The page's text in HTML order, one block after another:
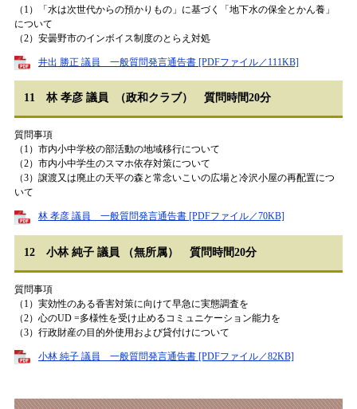
（1）「水は次世代からの預かりもの」に基づく「地下水の保全とかん養」
について
（2）安曇野市のインボイス制度のとらえ対処
井出 勝正 議員 一般質問発言通告書 [PDFファイル／111KB]
11 林 孝彦 議員 （政和クラブ） 質問時間20分
質問事項
（1）市内小中学校の部活動の地域移行について
（2）市内小中学生のスマホ依存対策について
（3）譲渡又は廃止の天平の森と常念いこいの広場と冷沢小屋の再配置につ
いて
林 孝彦 議員 一般質問発言通告書 [PDFファイル／70KB]
12 小林 純子 議員 （無所属） 質問時間20分
質問事項
（1）実効性のある香害対策に向けて早急に実態調査を
（2）心のUD =多様性を受け止めるコミュニケーション能力を
（3）行政財産の目的外使用および貸付けについて
小林 純子 議員 一般質問発言通告書 [PDFファイル／82KB]